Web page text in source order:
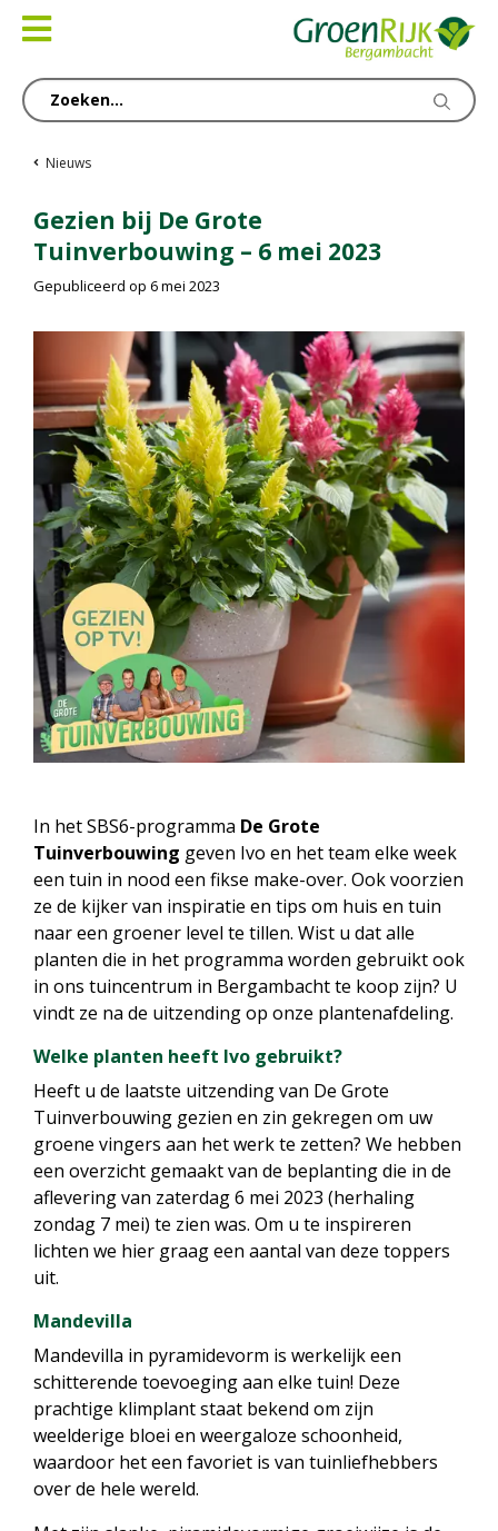
naar
Nieuws
Gezien bij De Grote
Tuinverbouwing – 6 mei 2023
Gepubliceerd op 6 mei 2023
In het SBS6-programma De Grote
Tuinverbouwing geven Ivo en het team elke week
een tuin in nood een fikse make-over. Ook voorzien
ze de kijker van inspiratie en tips om huis en tuin
naar een groener level te tillen. Wist u dat alle
planten die in het programma worden gebruikt ook
in ons tuincentrum in Bergambacht te koop zijn? U
vindt ze na de uitzending op onze plantenafdeling.
Welke planten heeft Ivo gebruikt?
Heeft u de laatste uitzending van De Grote
Tuinverbouwing gezien en zin gekregen om uw
groene vingers aan het werk te zetten? We hebben
een overzicht gemaakt van de beplanting die in de
aflevering van zaterdag 6 mei 2023 (herhaling
zondag 7 mei) te zien was. Om u te inspireren
lichten we hier graag een aantal van deze toppers
uit.
Mandevilla
Mandevilla in pyramidevorm is werkelijk een
schitterende toevoeging aan elke tuin! Deze
prachtige klimplant staat bekend om zijn
weelderige bloei en weergaloze schoonheid,
waardoor het een favoriet is van tuinliefhebbers
over de hele wereld.